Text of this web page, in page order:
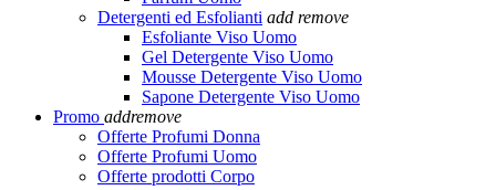
Detergenti ed Esfolianti add remove
Esfoliante Viso Uomo
Gel Detergente Viso Uomo
Mousse Detergente Viso Uomo
Sapone Detergente Viso Uomo
Promo addremove
Offerte Profumi Donna
Offerte Profumi Uomo
Offerte prodotti Corpo